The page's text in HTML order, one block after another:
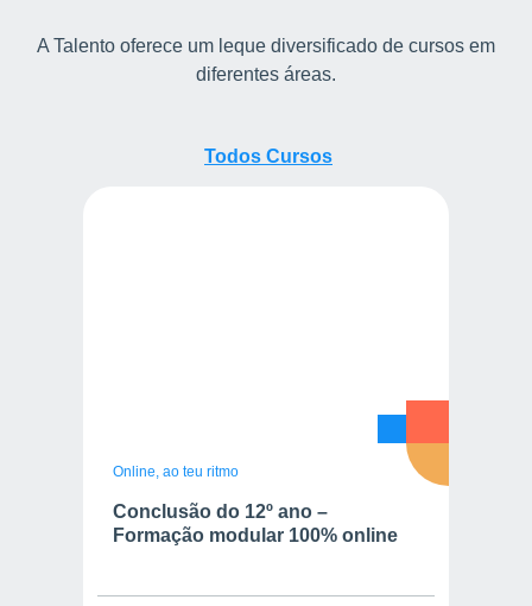
A Talento oferece um leque diversificado de cursos em
diferentes áreas.
Todos Cursos
Online, ao teu ritmo
Conclusão do 12º ano –
Formação modular 100% online